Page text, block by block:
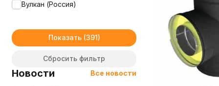
Вулкан (Россия)
Показать
Сбросить фильтр
Новости Все новости